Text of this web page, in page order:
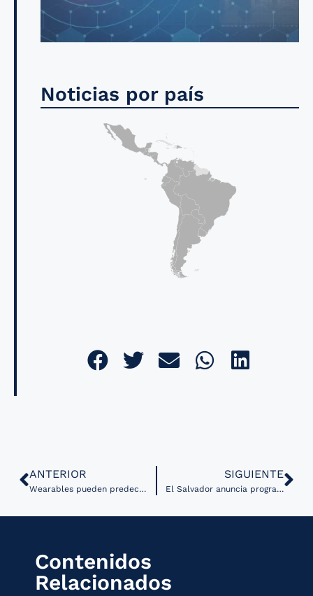
Noticias por país
ANTERIOR
Wearables pueden predecir el riesgo de caídas en pacientes con Parkinson a cinco años
SIGUIENTE
El Salvador anuncia programa de telemedicina a nivel nacional
Contenidos
Relacionados